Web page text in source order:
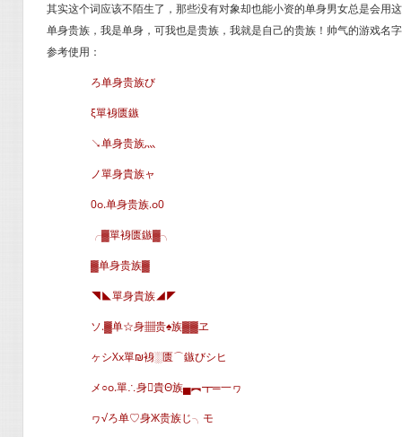
其实这个词应该不陌生了，那些没有对象却也能小资的单身男女总是会用
单身贵族，我是单身，可我也是贵族，我就是自己的贵族！帅气的游戏名
参考使用：
ろ单身贵族び
ξ單裑匮鏃
↘单身贵族灬
ノ單身貴族ャ
0o.单身贵族.o0
╭▓單裑匮鏃▓╮
▓单身贵族▓
◥◣單身貴族◢◤
ソ.▓单☆身▦贵♠族▓▓ヱ
ヶシXx單₪裑░匮⌒鏃びシヒ
メ○o.單∴身貴Θ族▄︻┳═一ヮ
ヮ√ろ单♡身Ж贵族じ╮モ